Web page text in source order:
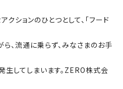
ションのひとつとして、「フード
、流通に乗らず、みなさまのお手
してしまいます。ZERO株式会